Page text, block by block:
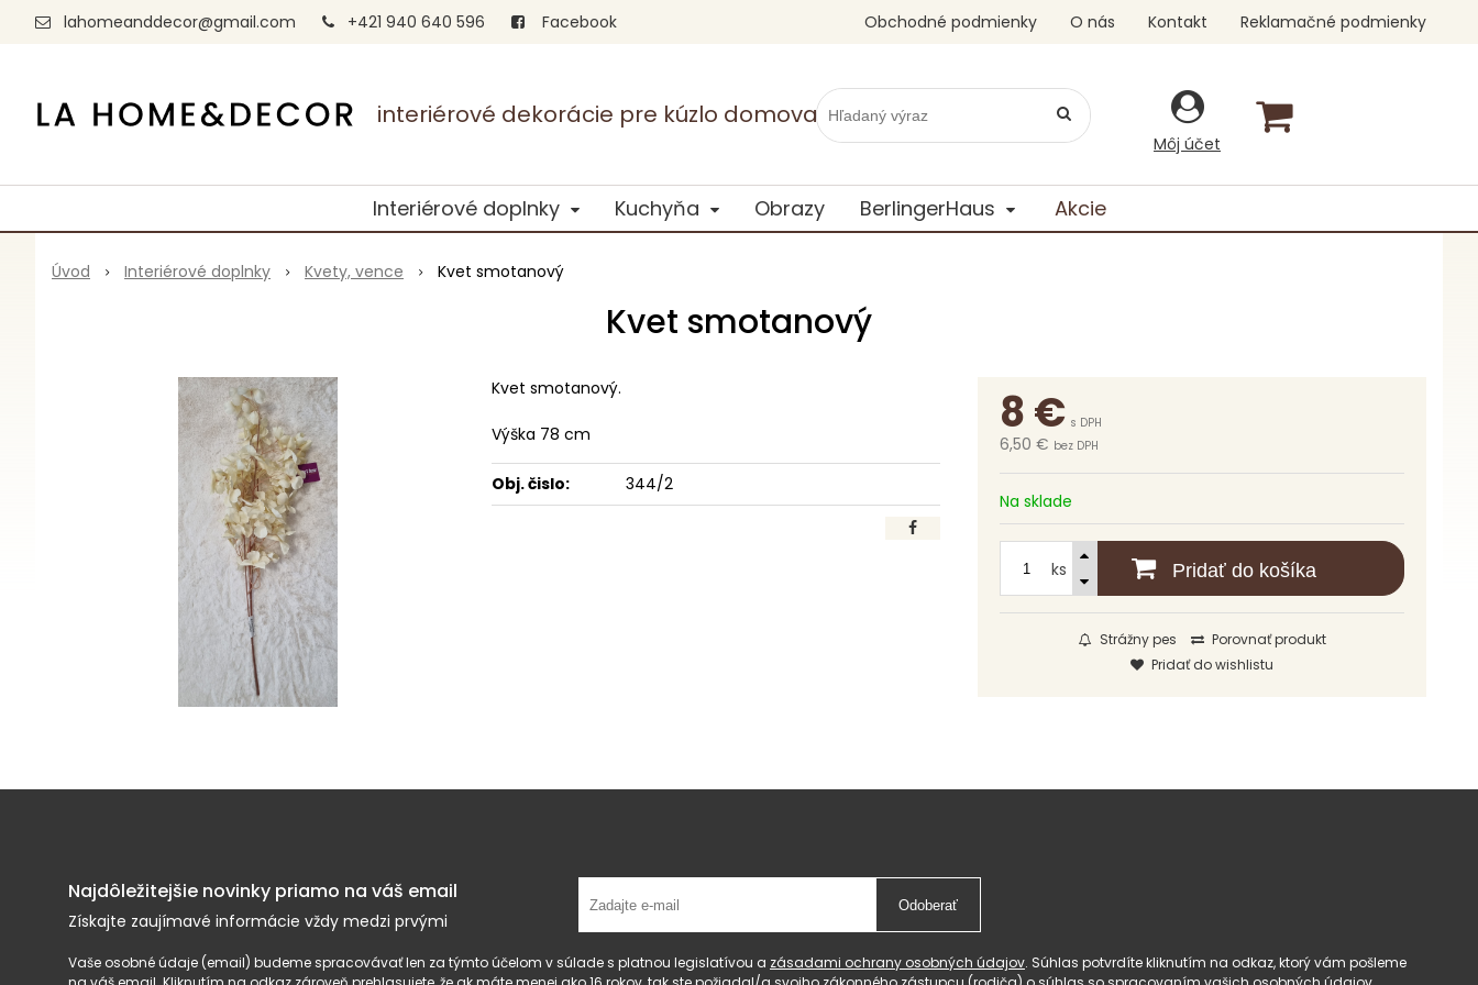
interiérové dekorácie pre kúzlo domova
lahomeanddecor@gmail.com +421 940 640 596 Facebook
Môj účet
Obchodné podmienky O nás Kontakt Reklamačné podmienky
Interiérové doplnky Kuchyňa Obrazy BerlingerHaus Akcie
Úvod Interiérové doplnky Kvety, vence Kvet smotanový
Kvet smotanový
8€ s DPH
6,50 € bez DPH
Na sklade
ks Pridať do košíka
Strážny pes
Porovnať produkt
Pridať do wishlistu
Kvet smotanový.
Výška 78 cm
Obj. čislo: 344/2
Najdôležitejšie novinky priamo na váš email
Získajte zaujímavé informácie vždy medzi prvými
Odoberať
Vaše osobné údaje (email) budeme spracovávať len za týmto účelom v súlade s platnou legislatívou a zásadami ochrany osobných údajov. Súhlas potvrdíte kliknutím na odkaz, ktorý vám pošleme